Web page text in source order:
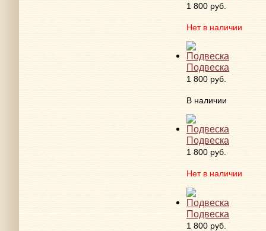
1 800 руб.
Нет в наличии
Подвеска
1 800 руб.
В наличии
Подвеска
1 800 руб.
Нет в наличии
Подвеска
1 800 руб.